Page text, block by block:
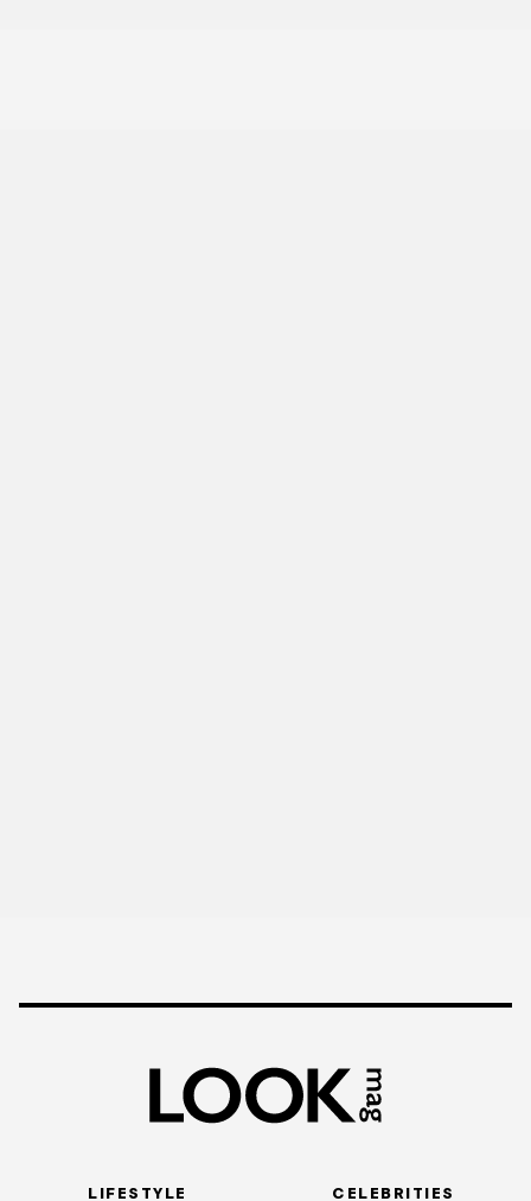
LIFESTYLE CELEBRITIES